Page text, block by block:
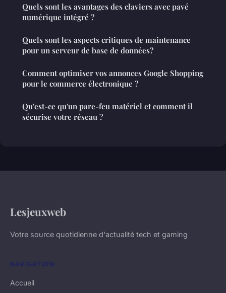
Quels sont les avantages des claviers avec pavé
numérique intégré ?
Quels sont les aspects critiques de maintenance
pour un serveur de base de données?
Comment optimiser vos annonces Google Shopping
pour le commerce électronique ?
Qu'est-ce qu'un pare-feu matériel et comment il
sécurise votre réseau ?
Lesjeuxweb
Votre source quotidienne d'actualité tech et gaming
NAVIGATION
Accueil